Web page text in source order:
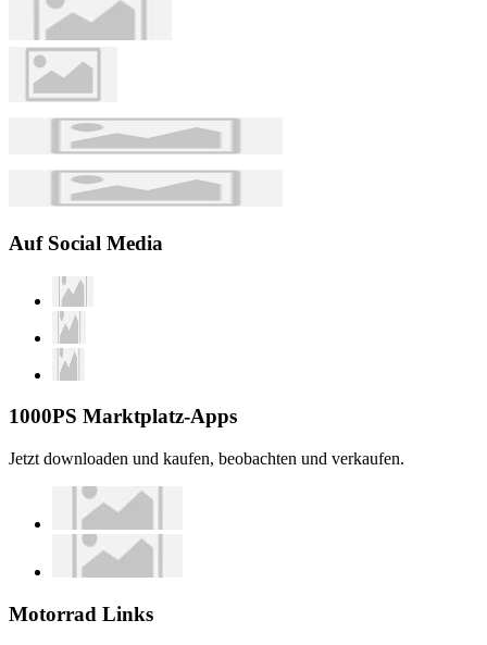
Auf Social Media
1000PS Marktplatz-Apps
Jetzt downloaden und kaufen, beobachten und verkaufen.
Motorrad Links